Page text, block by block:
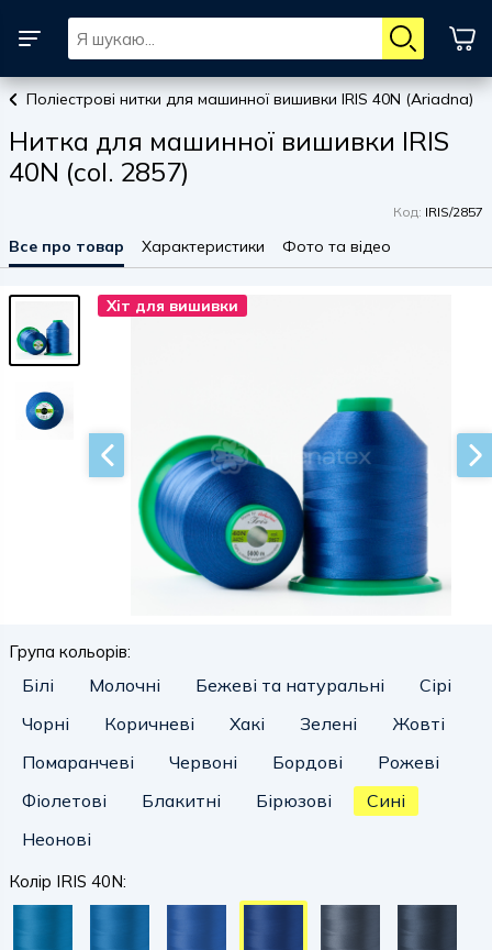
Поліестрові нитки для машинної вишивки IRIS 40N (Ariadna)
Нитка для машинної вишивки IRIS
40N (col. 2857)
Код: IRIS/2857
Все про товар Характеристики Фото та відео
Хіт для вишивки
Хіт для вишивки
Група кольорів:
Білі Молочні Бежеві та натуральні
Сірі
Чорні
Коричневі Хакі Зелені
Жовті
Помаранчеві
Червоні Бордові
Рожеві
Фіолетові
Блакитні Бірюзові
Сині
Неонові
Колір IRIS 40N: